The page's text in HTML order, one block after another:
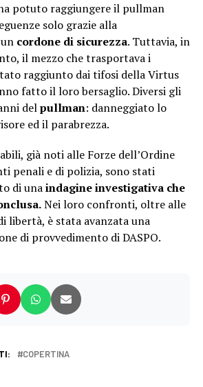
potuto raggiungere il pullman
solo grazie alla
cordone di sicurezza. Tuttavia, in
il mezzo che trasportava i
raggiunto dai tifosi della Virtus
fatto il loro bersaglio. Diversi gli
delpullman: danneggiato lo
ed il parabrezza.
già noti alle Forze dell’Ordine
penali e di polizia, sono stati
di unaindagine investigativa che
Nei loro confronti, oltre alle
libertà, è stata avanzata una
di provvedimento di DASPO.
COPERTINA